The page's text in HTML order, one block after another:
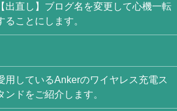
【出直し】ブログ名を変更して心機一転
ることにします。
用しているAnkerのワイヤレス充電ス
ンドをご紹介します。